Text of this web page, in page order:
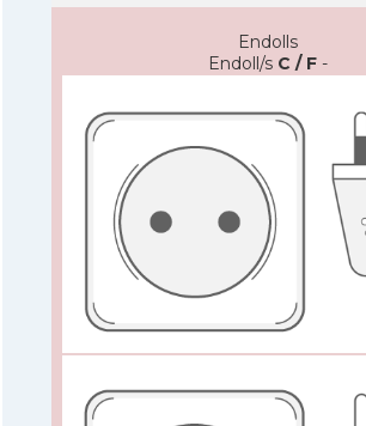
Endolls
Endoll/s C / F -